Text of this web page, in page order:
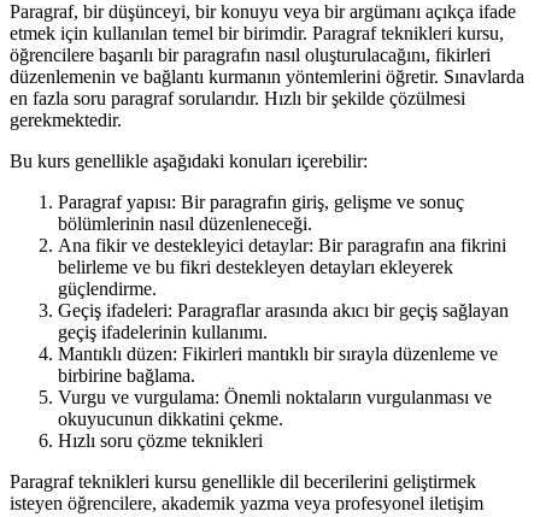
Paragraf, bir düşünceyi, bir konuyu veya bir argümanı açıkça ifade
etmek için kullanılan temel bir birimdir. Paragraf teknikleri kursu,
öğrencilere başarılı bir paragrafın nasıl oluşturulacağını, fikirleri
düzenlemenin ve bağlantı kurmanın yöntemlerini öğretir. Sınavlarda
en fazla soru paragraf sorularıdır. Hızlı bir şekilde çözülmesi
gerekmektedir.
Bu kurs genellikle aşağıdaki konuları içerebilir:
Paragraf yapısı: Bir paragrafın giriş, gelişme ve sonuç
bölümlerinin nasıl düzenleneceği.
Ana fikir ve destekleyici detaylar: Bir paragrafın ana fikrini
belirleme ve bu fikri destekleyen detayları ekleyerek
güçlendirme.
Geçiş ifadeleri: Paragraflar arasında akıcı bir geçiş sağlayan
geçiş ifadelerinin kullanımı.
Mantıklı düzen: Fikirleri mantıklı bir sırayla düzenleme ve
birbirine bağlama.
Vurgu ve vurgulama: Önemli noktaların vurgulanması ve
okuyucunun dikkatini çekme.
Hızlı soru çözme teknikleri
Paragraf teknikleri kursu genellikle dil becerilerini geliştirmek
isteyen öğrencilere, akademik yazma veya profesyonel iletişim